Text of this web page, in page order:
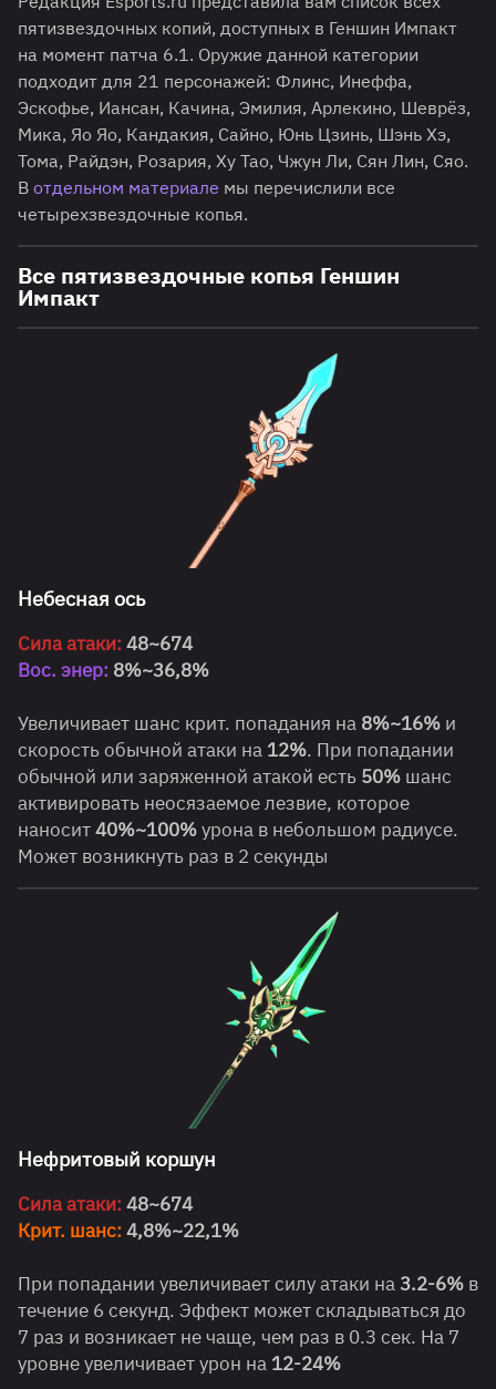
пятизвездочных копий, доступных в Геншин Импакт
на момент патча 6.1. Оружие данной категории
подходит для 21 персонажей: Флинс, Инеффа,
Эскофье, Иансан, Качина, Эмилия, Арлекино, Шеврёз,
Мика, Яо Яо, Кандакия, Сайно, Юнь Цзинь, Шэнь Хэ,
Тома, Райдэн, Розария, Ху Тао, Чжун Ли, Сян Лин, Сяо.
В отдельном материале мы перечислили все
четырехзвездочные копья.
Все пятизвездочные копья Геншин
Импакт
Небесная ось
Сила атаки:48~674
Вос. энер: 8%~36,8%
Увеличивает шанс крит. попадания на 8%~16% и
скорость обычной атаки на 12%. При попадании
обычной или заряженной атакой есть 50% шанс
активировать неосязаемое лезвие, которое
наносит40%~100%урона в небольшом радиусе.
Может возникнуть раз в 2 секунды
Нефритовый коршун
Сила атаки:48~674
Крит. шанс:4,8%~22,1%
При попадании увеличивает силу атаки на 3.2-6% в
течение 6 секунд. Эффект может складываться до
7 раз и возникает не чаще, чем раз в 0.3 сек. На 7
уровне увеличивает урон на 12-24%